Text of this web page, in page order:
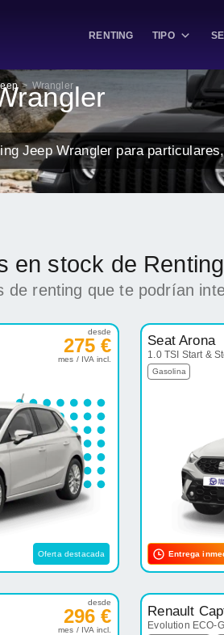
RENTING TIPO
> Wrangler
Jeep Wrangler para
en stock de
de renting que te podrían
desde
275 €
mes / IVA incl.
Oferta destacada
Seat Arona
1.0 TSI Start &
Gasolina
Entrega
desde
296 €
mes / IVA incl.
Renault
Evolution ECO-G